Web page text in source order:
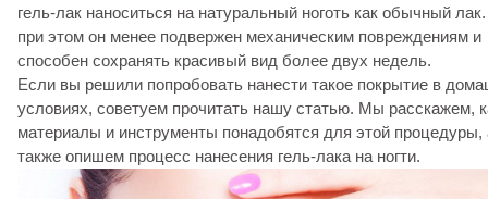
гель-лак наноситься на натуральный ноготь как обычный
при этом он менее подвержен механическим повреждениям и
способен сохранять красивый вид более двух недель.
Если вы решили попробовать нанести такое покрытие в
условиях, советуем прочитать нашу статью. Мы расскажем,
материалы и инструменты понадобятся для этой процедуры,
также опишем процесс нанесения гель-лака на ногти.